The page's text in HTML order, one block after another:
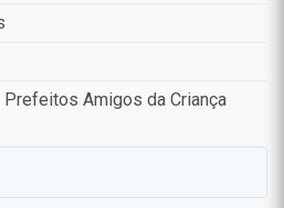
Amigos da Criança